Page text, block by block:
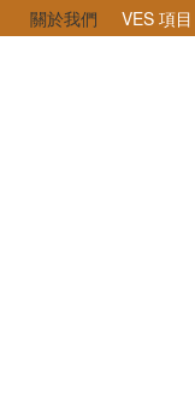
關於我們 VES 項目